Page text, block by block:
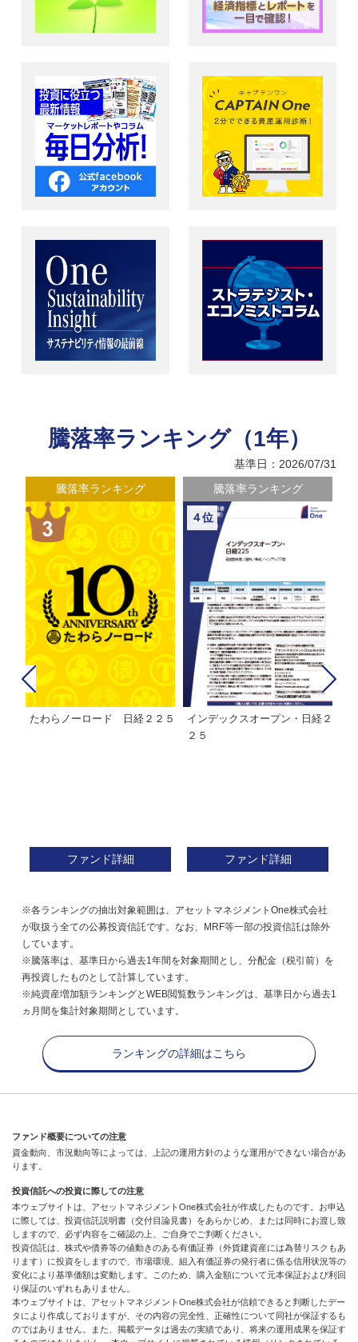
騰落率ランキング（1年）
基準日：2026/07/31
騰落率ランキング
たわらノーロード 日経２２５
ファンド詳細
騰落率ランキング
４位
インデックスオープン・日経２
２５
ファンド詳細
※各ランキングの抽出対象範囲は、アセットマネジメントOne株式会社
が取扱う全ての公募投資信託です。なお、MRF等一部の投資信託は除外
しています。
※騰落率は、基準日から過去1年間を対象期間とし、分配金（税引前）を
再投資したものとして計算しています。
※純資産増加額ランキングとWEB閲覧数ランキングは、基準日から過去1
ヵ月間を集計対象期間としています。
ランキングの詳細はこちら
ファンド概要についての注意
資金動向、市況動向等によっては、上記の運用方針のような運用ができない場合があ
ります。
投資信託への投資に際しての注意
本ウェブサイトは、アセットマネジメントOne株式会社が作成したものです。お申込
に際しては、投資信託説明書（交付目論見書）をあらかじめ、または同時にお渡し致
しますので、必ず内容をご確認の上、ご自身でご判断ください。
投資信託は、株式や債券等の値動きのある有価証券（外貨建資産には為替リスクもあ
ります）に投資をしますので、市場環境、組入有価証券の発行者に係る信用状況等の
変化により基準価額は変動します。このため、購入金額について元本保証および利回
り保証のいずれもありません。
本ウェブサイトは、アセットマネジメントOne株式会社が信頼できると判断したデー
タにより作成しておりますが、その内容の完全性、正確性について同社が保証するも
のではありません。また、掲載データは過去の実績であり、将来の運用成果を保証す